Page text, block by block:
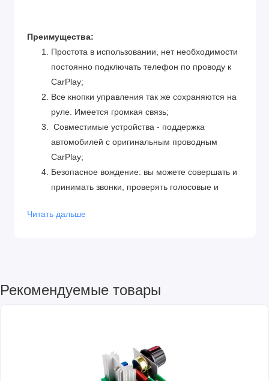
Преимущества:
Простота в использовании, нет необходимости
постоянно подключать телефон по проводу к
CarPlay;
Все кнопки управления так же сохраняются на
руле. Имеется громкая связь;
Совместимые устройства - поддержка
автомобилей с оригинальным проводным
CarPlay;
Безопасное вождение: вы можете совершать и
принимать звонки, проверять голосовые и
Слушать и переключать ваши любимые песни
подключаться.
Читать дальше
Рекомендуемые товары